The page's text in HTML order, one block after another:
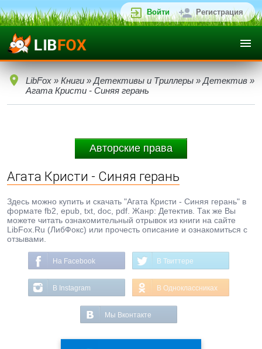
Войти Регистрация
LibFox » Книги » Детективы и Триллеры » Детектив »
Агата Кристи - Синяя герань
Авторские права
Агата Кристи - Синяя герань
Здесь можно купить и скачать "Агата Кристи - Синяя герань" в
формате fb2, epub, txt, doc, pdf. Жанр: Детектив. Так же Вы
можете читать ознакомительный отрывок из книги на сайте
LibFox.Ru (ЛибФокс) или прочесть описание и ознакомиться с
отзывами.
На Facebook В Твиттере
В Instagram В Одноклассниках
Мы Вконтакте